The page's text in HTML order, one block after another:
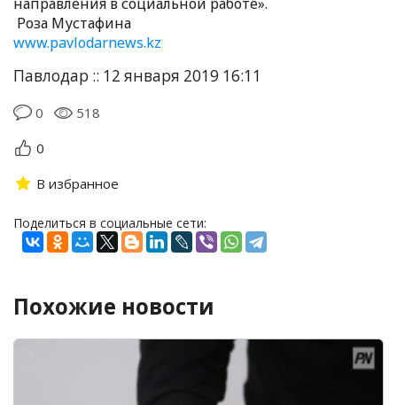
Роза Мустафина
www.pavlodarnews.kz
Павлодар :: 12 января 2019 16:11
0
518
0
В избранное
Поделиться в социальные сети:
Похожие новости